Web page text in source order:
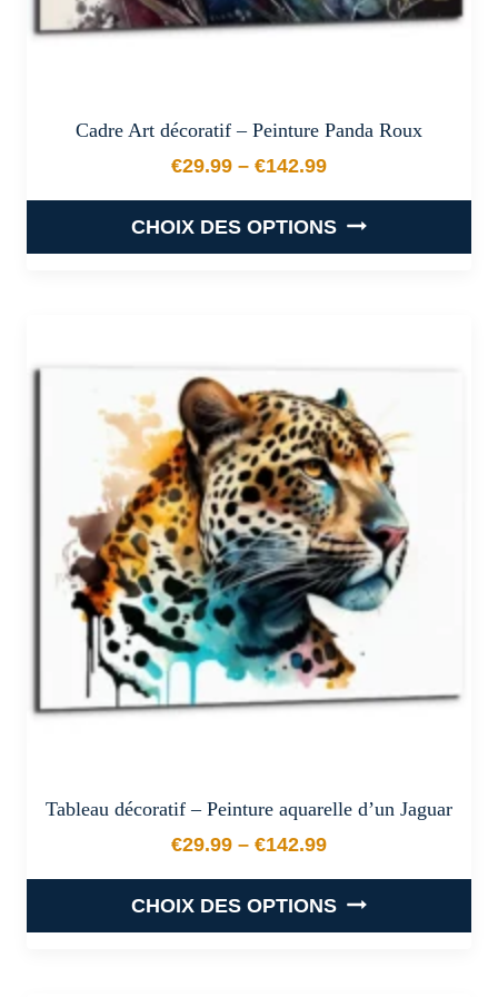
produit
Cadre Art décoratif – Peinture Panda Roux
€29.99 – €142.99
Plage de prix : €29.99 à
CHOIX DES OPTIONS
variations.
Les
options
peuvent
être
choisies
sur
la
page
du
produit
Tableau décoratif – Peinture aquarelle d’un Jaguar
€29.99 – €142.99
Plage de prix : €29.99 à
CHOIX DES OPTIONS